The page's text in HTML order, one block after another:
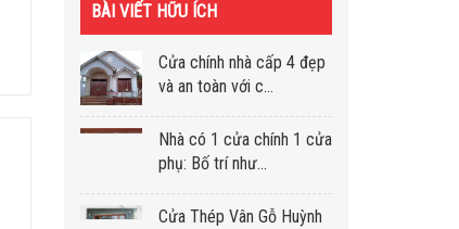
BÀI VIẾT HỮU ÍCH
Cửa chính nhà cấp 4 đẹp
và an toàn với c...
Nhà có 1 cửa chính 1 cửa
phụ: Bố trí như...
Cửa Thép Vân Gỗ Huỳnh